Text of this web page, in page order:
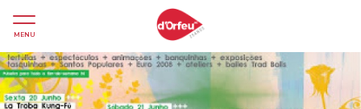
MENU